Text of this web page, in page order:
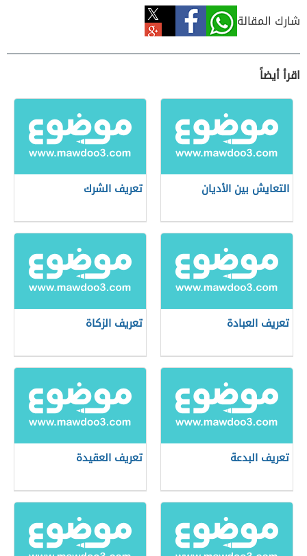
شارك المقالة
اقرأ أيضاً
التعايش بين الأديان تعريف الشرك
تعريف العبادة تعريف الزكاة
تعريف البدعة تعريف العقيدة